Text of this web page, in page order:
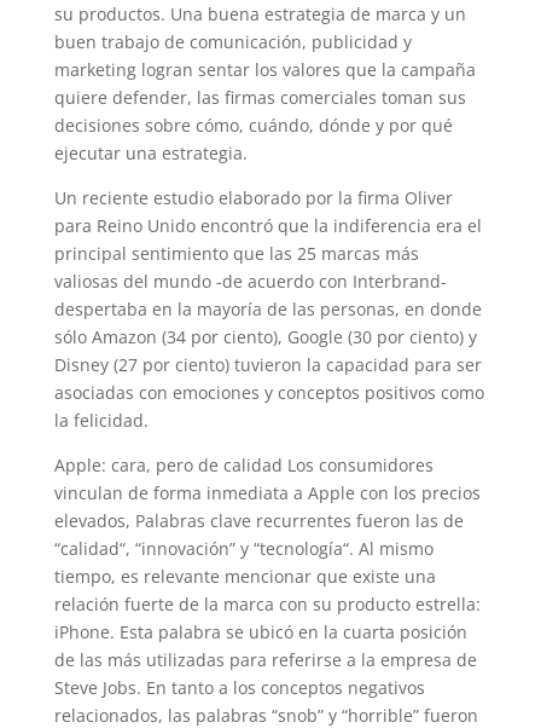
su productos. Una buena estrategia de marca y un
buen trabajo de comunicación, publicidad y
marketing logran sentar los valores que la campaña
quiere defender, las firmas comerciales toman sus
decisiones sobre cómo, cuándo, dónde y por qué
ejecutar una estrategia.
Un reciente estudio elaborado por la firma Oliver
para Reino Unido encontró que la indiferencia era el
principal sentimiento que las 25 marcas más
valiosas del mundo -de acuerdo con Interbrand-
despertaba en la mayoría de las personas, en donde
sólo Amazon (34 por ciento), Google (30 por ciento) y
Disney (27 por ciento) tuvieron la capacidad para ser
asociadas con emociones y conceptos positivos como
la felicidad.
Apple: cara, pero de calidad Los consumidores
vinculan de forma inmediata a Apple con los precios
elevados, Palabras clave recurrentes fueron las de
“calidad“, “innovación” y “tecnología“. Al mismo
tiempo, es relevante mencionar que existe una
relación fuerte de la marca con su producto estrella:
iPhone. Esta palabra se ubicó en la cuarta posición
de las más utilizadas para referirse a la empresa de
Steve Jobs. En tanto a los conceptos negativos
relacionados, las palabras “snob” y “horrible” fueron